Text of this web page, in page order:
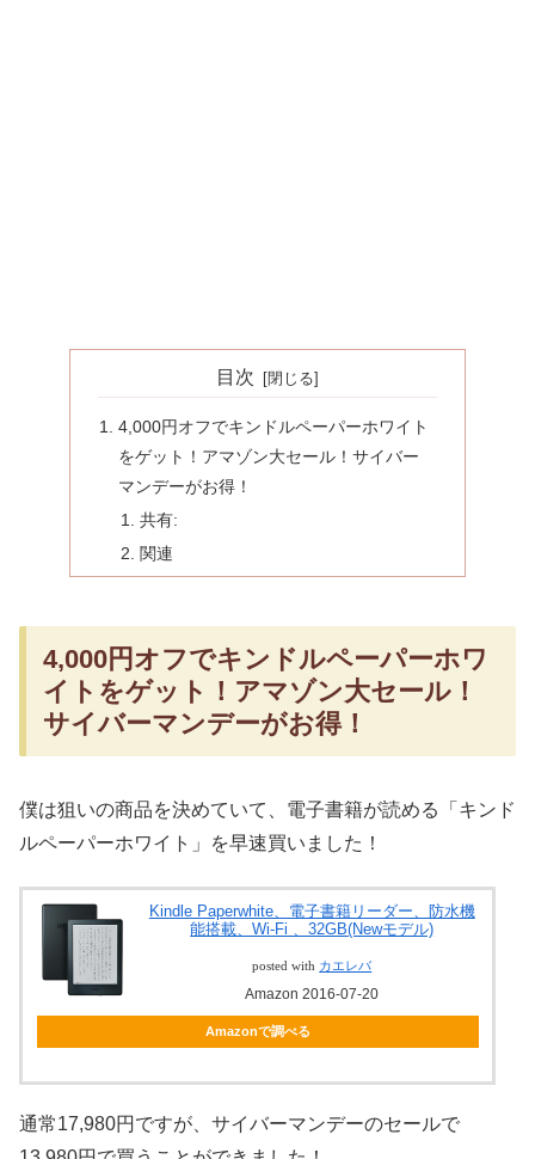
目次
4,000円オフでキンドルペーパーホワイト
をゲット！アマゾン大セール！サイバー
マンデーがお得！
共有:
関連
4,000円オフでキンドルペーパーホワ
イトをゲット！アマゾン大セール！
サイバーマンデーがお得！
僕は狙いの商品を決めていて、電子書籍が読める「キンド
ルペーパーホワイト」を早速買いました！
Kindle Paperwhite、電子書籍リーダー、防水機
能搭載、Wi-Fi 、32GB(Newモデル)
posted with カエレバ
Amazon 2016-07-20
Amazonで調べる
通常17,980円ですが、サイバーマンデーのセールで